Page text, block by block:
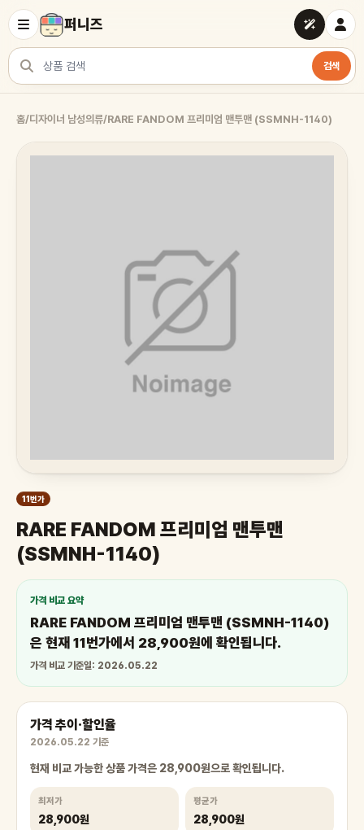
퍼니즈
상품 검색
검색
홈/디자이너 남성의류/RARE FANDOM 프리미엄 맨투맨 (SSMNH-1140)
11번가
RARE FANDOM 프리미엄 맨투맨
(SSMNH-1140)
가격 비교 요약
RARE FANDOM 프리미엄 맨투맨 (SSMNH-1140)
은 현재 11번가에서 28,900원에 확인됩니다.
가격 비교 기준일: 2026.05.22
가격 추이·할인율
2026.05.22 기준
현재 비교 가능한 상품 가격은 28,900원으로 확인됩니다.
최저가
28,900원
평균가
28,900원